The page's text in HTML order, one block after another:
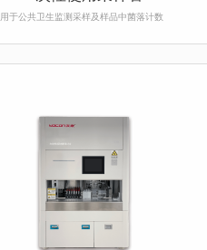
用于公共卫生监测采样及样品中菌落计数